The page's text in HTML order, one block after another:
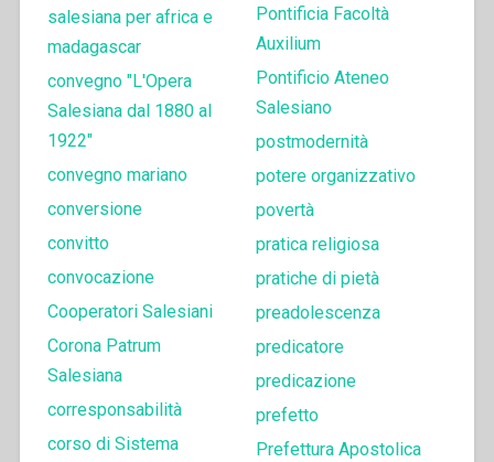
salesiana per africa e
madagascar
convegno "L'Opera
Salesiana dal 1880 al
1922"
convegno mariano
conversione
convitto
convocazione
Cooperatori Salesiani
Corona Patrum
Salesiana
corresponsabilità
corso di Sistema
Pontificia Facoltà
Auxilium
Pontificio Ateneo
Salesiano
postmodernità
potere organizzativo
povertà
pratica religiosa
pratiche di pietà
preadolescenza
predicatore
predicazione
prefetto
Prefettura Apostolica